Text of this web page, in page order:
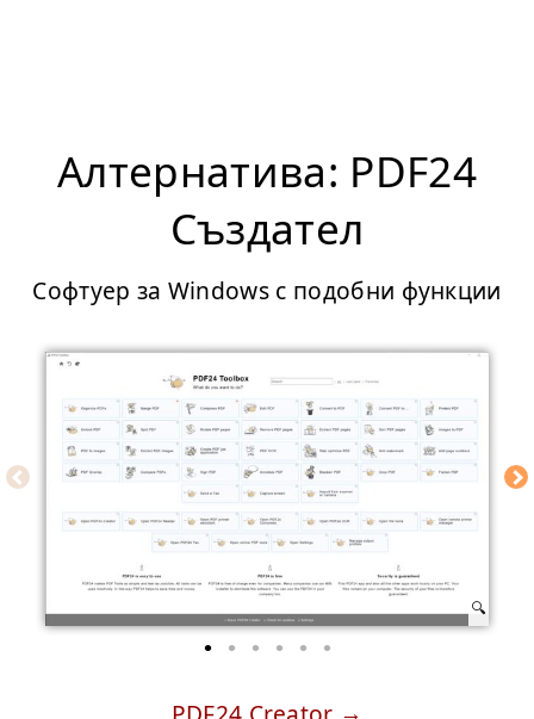
Алтернатива: PDF24
Създател
Софтуер за Windows с подобни функции